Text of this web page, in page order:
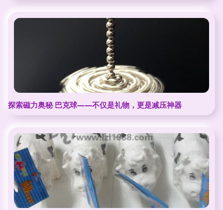
探索磁力奥秘 巴克球——不仅是礼物，更是减压神器